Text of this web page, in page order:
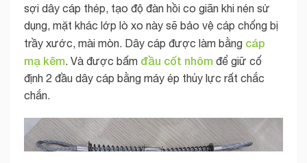
sợi dây cáp thép, tạo độ đàn hồi co giãn khi nén sử
dụng, mặt khác lớp lò xo này sẽ bảo vệ cáp chống bị
trầy xước, mài mòn. Dây cáp được làm bằng cáp
mạ kẽm . Và được bấm đầu cốt nhôm để giữ cố
định 2 đầu dây cáp bằng máy ép thủy lực rất chắc
chắn.